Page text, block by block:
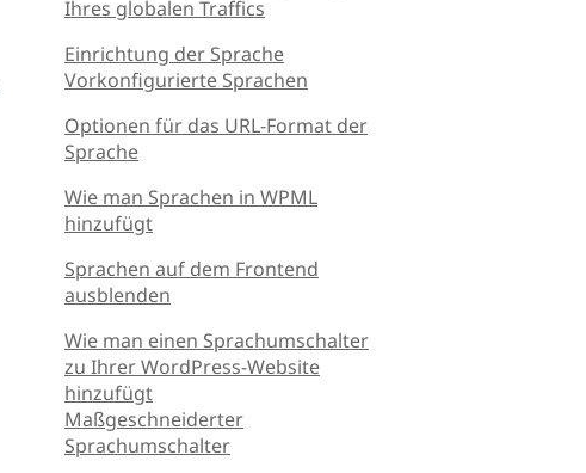
Ihres globalen Traffics
Einrichtung der Sprache
Vorkonfigurierte Sprachen
Optionen für das URL-Format der
Sprache
Wie man Sprachen in WPML
hinzufügt
Sprachen auf dem Frontend
ausblenden
Wie man einen Sprachumschalter
zu Ihrer WordPress-Website
hinzufügt
Maßgeschneiderter
Sprachumschalter